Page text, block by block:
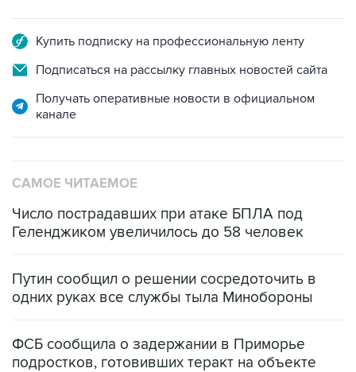
Купить подписку на профессиональную ленту
Подписаться на рассылку главных новостей сайта
Получать оперативные новости в официальном
канале
САМОЕ ЧИТАЕМОЕ
Число пострадавших при атаке БПЛА под
Геленджиком увеличилось до 58 человек
Путин сообщил о решении сосредоточить в
одних руках все службы тыла Минобороны
ФСБ сообщила о задержании в Приморье
подростков, готовивших теракт на объекте